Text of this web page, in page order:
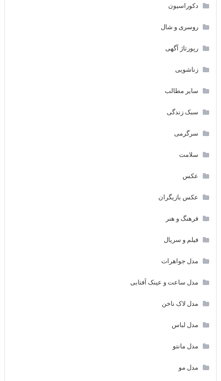
دکوراسیون
روسری و شال
رپورتاژ آگهی
زناشویی
سایر مطالب
سبک زندگی
سرگرمی
سلامت
عکس
عکس بازیگران
فرهنگ و هنر
فیلم و سریال
مدل جواهرات
مدل ساعت و عینک آفتابی
مدل لاک ناخن
مدل لباس
مدل مانتو
مدل مو